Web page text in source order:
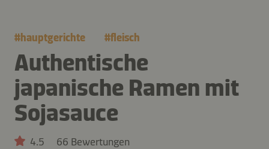
#hauptgerichte #fleisch
Authentische
japanische Ramen mit
Sojasauce
4.5 66 Bewertungen